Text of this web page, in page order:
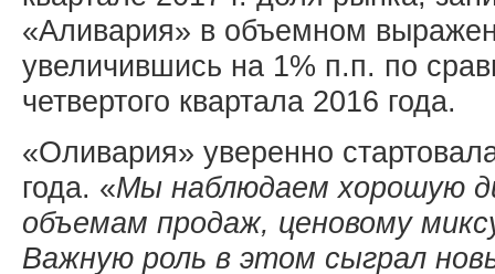
«Аливария» в объемном
увеличившись на 1% п.п. по
четвертого квартала 2016 года.
«Оливария» уверенно
года. «Мы наблюдаем хорошую
объемам продаж, ценовому
Важную роль в этом сыграл